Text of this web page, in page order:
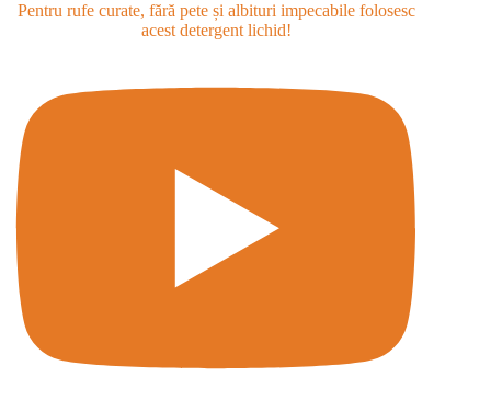
Pentru rufe curate, fără pete și albituri impecabile folosesc
acest detergent lichid!